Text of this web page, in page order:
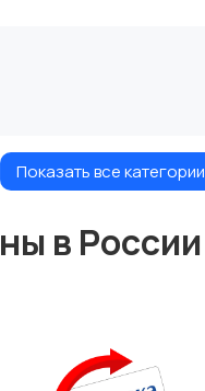
Показать все категории
в России